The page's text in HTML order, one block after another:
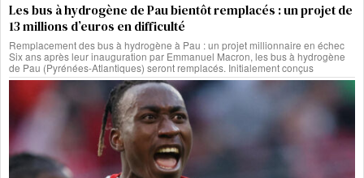
Les bus à hydrogène de Pau bientôt remplacés : un projet de
13 millions d’euros en difficulté
Remplacement des bus à hydrogène à Pau : un projet millionnaire en échec
Six ans après leur inauguration par Emmanuel Macron, les bus à hydrogène
de Pau (Pyrénées-Atlantiques) seront remplacés. Initialement conçus